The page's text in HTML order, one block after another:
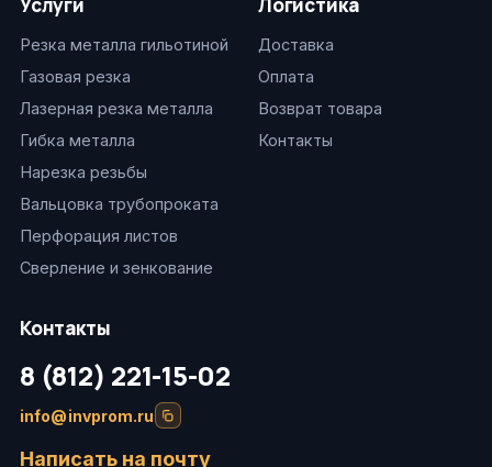
Резка металла гильотиной
Газовая резка
Лазерная резка металла
Гибка металла
Нарезка резьбы
Вальцовка трубопроката
Перфорация листов
Сверление и зенкование
Доставка
Оплата
Возврат товара
Контакты
Контакты
8 (812) 221-15-02
info@invprom.ru
Написать на почту